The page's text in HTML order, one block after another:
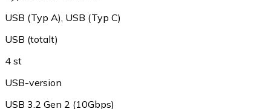
USB (Typ A) USB (Typ C)
USB (totalt)
4 st
USB-version
USB 3.2 Gen 2 (10Gbps)